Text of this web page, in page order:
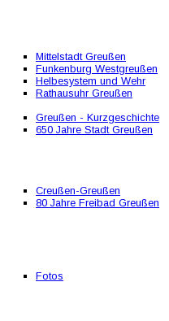
Mittelstadt Greußen
Funkenburg Westgreußen
Helbesystem und Wehr
Rathausuhr Greußen
Greußen - Kurzgeschichte
650 Jahre Stadt Greußen
Creußen-Greußen
80 Jahre Freibad Greußen
Fotos